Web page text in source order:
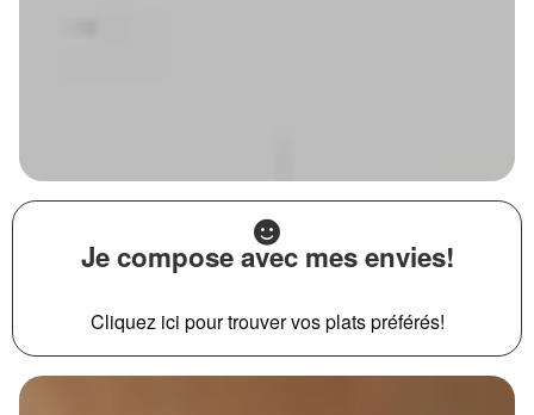
Je compose avec mes envies!
Cliquez ici pour trouver vos plats préférés!